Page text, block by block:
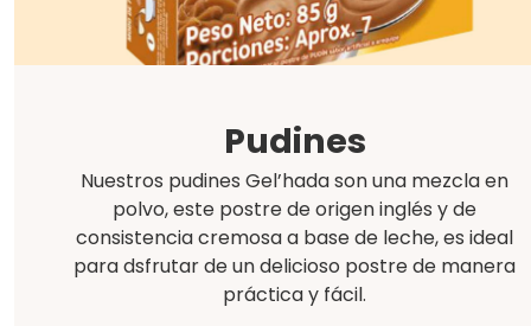
Pudines
Nuestros pudines Gel’hada son una mezcla en
polvo, este postre de origen inglés y de
consistencia cremosa a base de leche, es ideal
para dsfrutar de un delicioso postre de manera
práctica y fácil.